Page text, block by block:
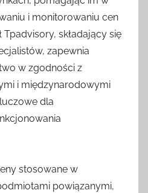
i monitorowaniu cen
składający się
zapewnia
w zgodności z
i międzynarodowymi
dla
stosowane w
powiązanymi,